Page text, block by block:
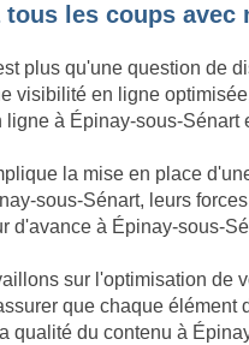
tous les coups avec
plus qu'une question de
visibilité en ligne
ligne à Épinay-sous-
la mise en place
sous-Sénart, leurs
d'avance à Épinay-sous-
sur l'optimisation de
que chaque élément
qualité du contenu à